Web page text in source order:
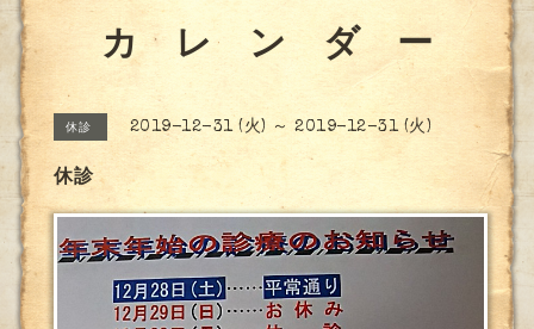
カ レ ン ダ ー
休診 2019-12-31 (火) ～ 2019-12-31 (火)
休診